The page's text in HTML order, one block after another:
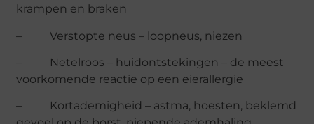
krampen en braken
– Verstopte neus – loopneus, niezen
– Netelroos – huidontstekingen – de meest
voorkomende reactie op een eierallergie
– Kortademigheid – astma, hoesten, beklemd